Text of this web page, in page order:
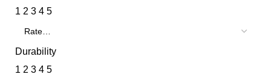
1 2 3 4 5
Durability
1 2 3 4 5